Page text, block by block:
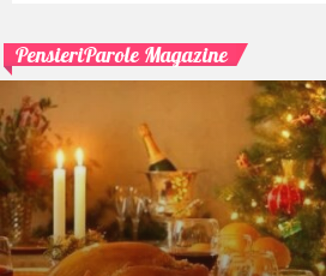
PensieriParole Magazine